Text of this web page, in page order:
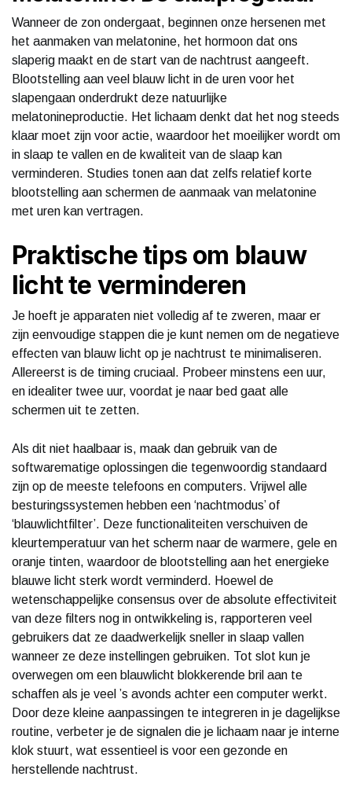
Wanneer de zon ondergaat, beginnen onze hersenen met
het aanmaken van melatonine, het hormoon dat ons
slaperig maakt en de start van de nachtrust aangeeft.
Blootstelling aan veel blauw licht in de uren voor het
slapengaan onderdrukt deze natuurlijke
melatonineproductie. Het lichaam denkt dat het nog steeds
klaar moet zijn voor actie, waardoor het moeilijker wordt om
in slaap te vallen en de kwaliteit van de slaap kan
verminderen. Studies tonen aan dat zelfs relatief korte
blootstelling aan schermen de aanmaak van melatonine
met uren kan vertragen.
Praktische tips om blauw
licht te verminderen
Je hoeft je apparaten niet volledig af te zweren, maar er
zijn eenvoudige stappen die je kunt nemen om de negatieve
effecten van blauw licht op je nachtrust te minimaliseren.
Allereerst is de timing cruciaal. Probeer minstens een uur,
en idealiter twee uur, voordat je naar bed gaat alle
schermen uit te zetten.
Als dit niet haalbaar is, maak dan gebruik van de
softwarematige oplossingen die tegenwoordig standaard
zijn op de meeste telefoons en computers. Vrijwel alle
besturingssystemen hebben een ‘nachtmodus’ of
‘blauwlichtfilter’. Deze functionaliteiten verschuiven de
kleurtemperatuur van het scherm naar de warmere, gele en
oranje tinten, waardoor de blootstelling aan het energieke
blauwe licht sterk wordt verminderd. Hoewel de
wetenschappelijke consensus over de absolute effectiviteit
van deze filters nog in ontwikkeling is, rapporteren veel
gebruikers dat ze daadwerkelijk sneller in slaap vallen
wanneer ze deze instellingen gebruiken. Tot slot kun je
overwegen om een blauwlicht blokkerende bril aan te
schaffen als je veel ’s avonds achter een computer werkt.
Door deze kleine aanpassingen te integreren in je dagelijkse
routine, verbeter je de signalen die je lichaam naar je interne
klok stuurt, wat essentieel is voor een gezonde en
herstellende nachtrust.